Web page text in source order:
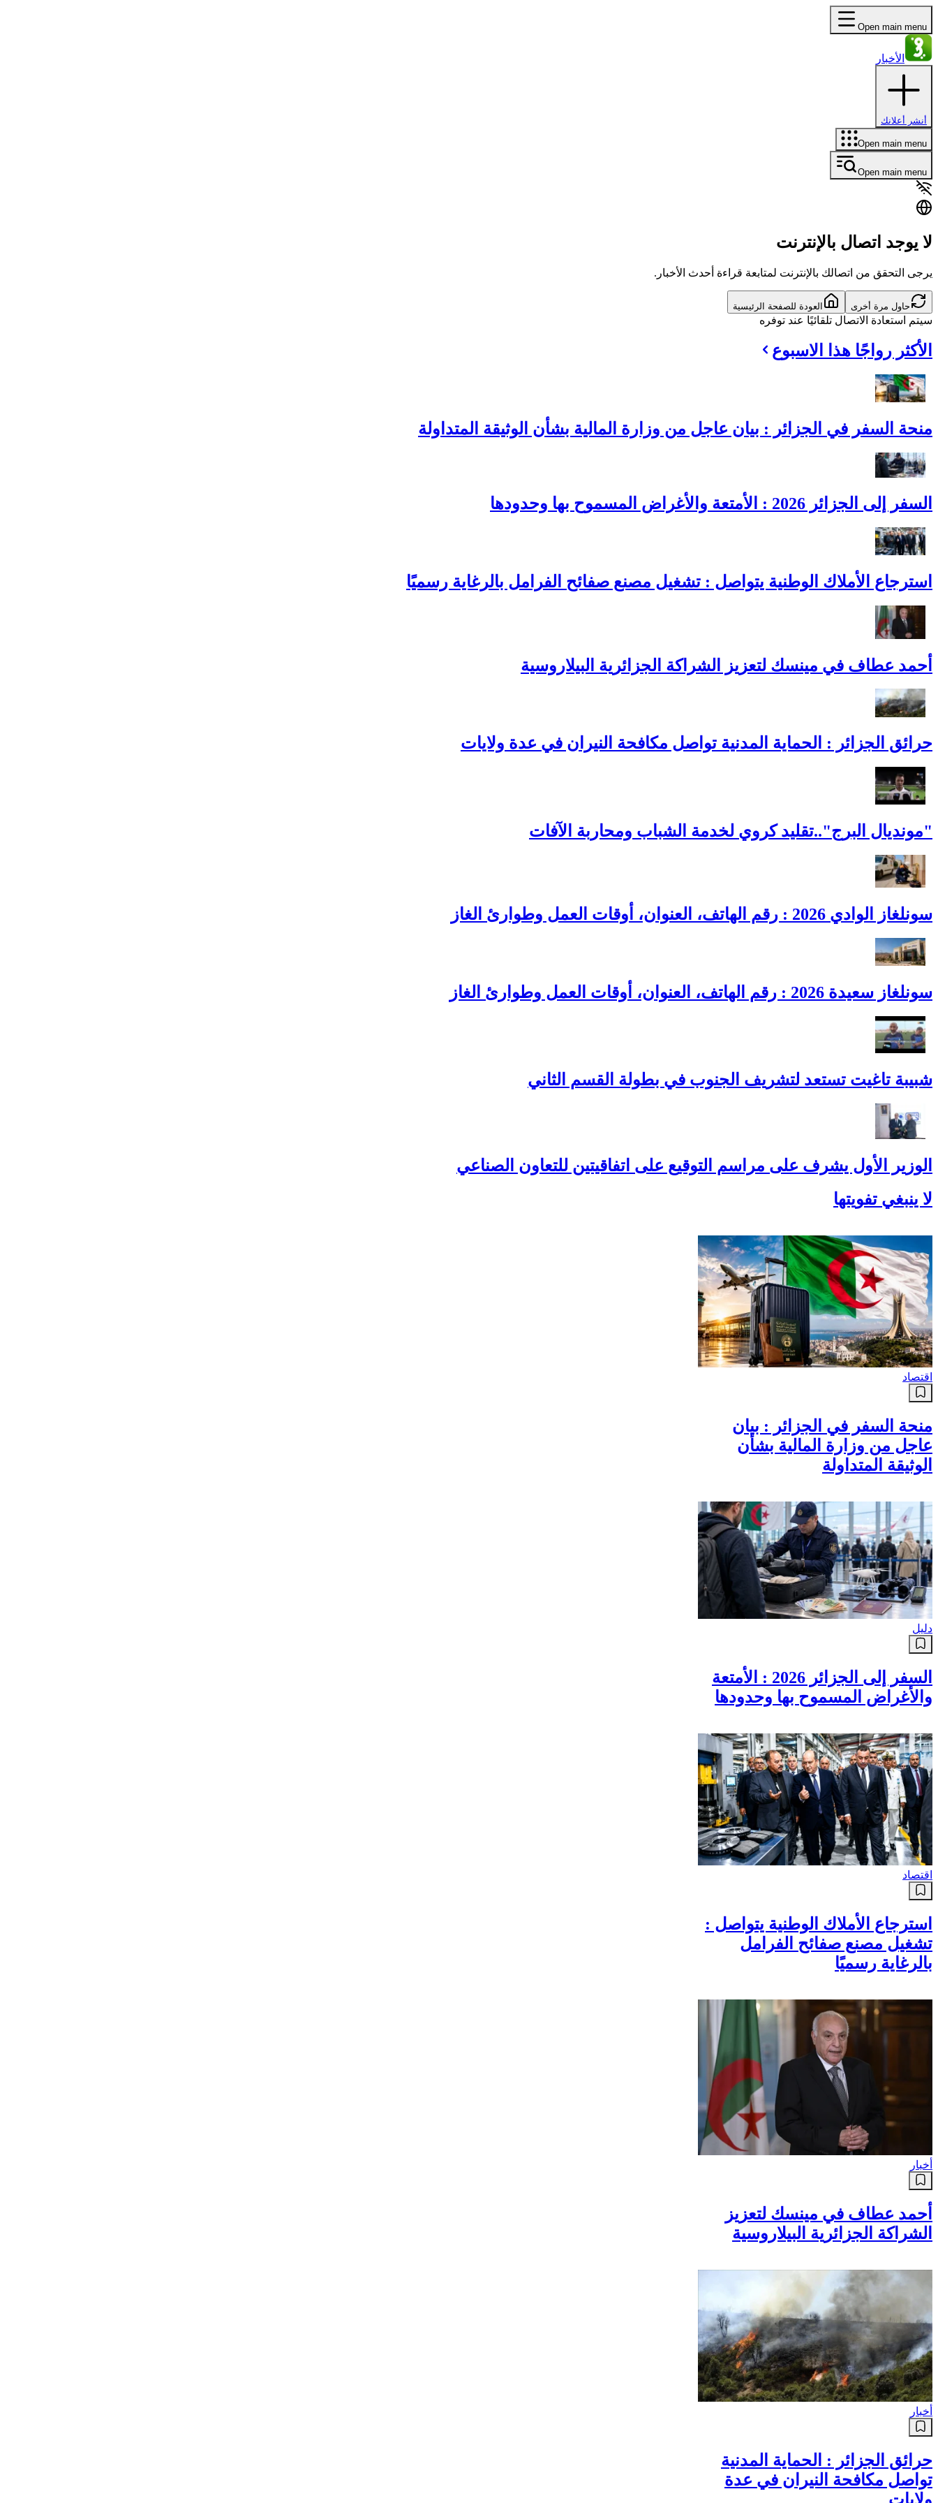
Open main menu
الأخبار
أنشر أعلانك
Open main menu
Open main menu
لا يوجد اتصال بالإنترنت
يرجى التحقق من اتصالك بالإنترنت لمتابعة قراءة أحدث الأخبار.
حاول مرة أخرى العودة للصفحة الرئيسية
سيتم استعادة الاتصال تلقائيًا عند توفره
الأكثر رواجًا هذا الاسبوع
منحة السفر في الجزائر : بيان عاجل من وزارة المالية بشأن الوثيقة المتداولة
السفر إلى الجزائر 2026 : الأمتعة والأغراض المسموح بها وحدودها
استرجاع الأملاك الوطنية يتواصل : تشغيل مصنع صفائح الفرامل بالرغاية رسميًا
أحمد عطاف في مينسك لتعزيز الشراكة الجزائرية البيلاروسية
حرائق الجزائر : الحماية المدنية تواصل مكافحة النيران في عدة ولايات
"مونديال البرج"..تقليد كروي لخدمة الشباب ومحاربة الآفات
سونلغاز الوادي 2026 : رقم الهاتف، العنوان، أوقات العمل وطوارئ الغاز
سونلغاز سعيدة 2026 : رقم الهاتف، العنوان، أوقات العمل وطوارئ الغاز
شبيبة تاغيت تستعد لتشريف الجنوب في بطولة القسم الثاني
الوزير الأول يشرف على مراسم التوقيع على اتفاقيتين للتعاون الصناعي
لا ينبغي تفويتها
اقتصاد
منحة السفر في الجزائر : بيان
عاجل من وزارة المالية بشأن
الوثيقة المتداولة
دليل
السفر إلى الجزائر 2026 : الأمتعة
والأغراض المسموح بها وحدودها
اقتصاد
استرجاع الأملاك الوطنية يتواصل :
تشغيل مصنع صفائح الفرامل
بالرغاية رسميًا
أخبار
أحمد عطاف في مينسك لتعزيز
الشراكة الجزائرية البيلاروسية
أخبار
حرائق الجزائر : الحماية المدنية
تواصل مكافحة النيران في عدة
ولايات